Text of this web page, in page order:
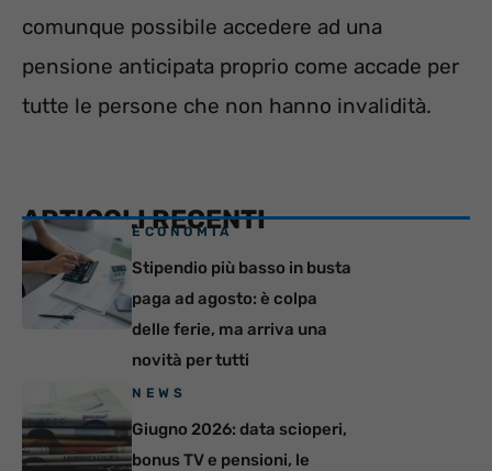
comunque possibile accedere ad una
pensione anticipata proprio come accade per
tutte le persone che non hanno invalidità.
ARTICOLI RECENTI
ECONOMIA
Stipendio più basso in busta
paga ad agosto: è colpa
delle ferie, ma arriva una
novità per tutti
NEWS
Giugno 2026: data scioperi,
bonus TV e pensioni, le